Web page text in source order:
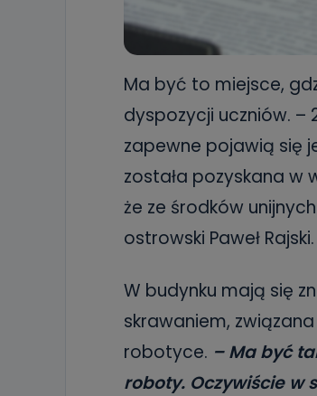
Ma być to miejsce,
dyspozycji uczniów. –
zapewne pojawią się
została pozyskana w
że ze środków
ostrowski Paweł Rajski.
W budynku mają się
skrawaniem,
robotyce. – Ma być
roboty. Oczywiście w